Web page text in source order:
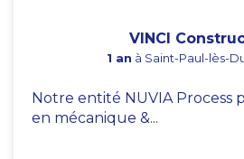
VINCI
1 an à Saint-Paul-lès-
Notre entité NUVIA Process
en mécanique &...